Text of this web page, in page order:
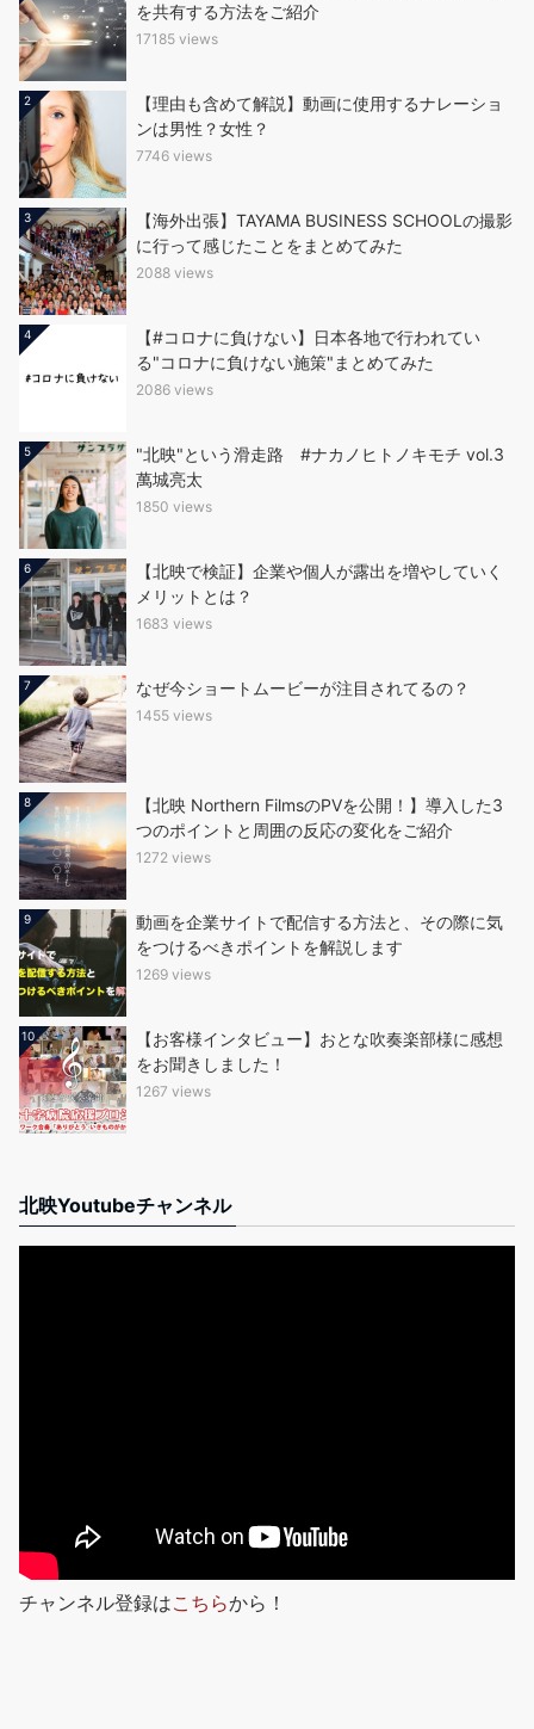
を共有する方法をご紹介
17185 views
2
【理由も含めて解説】動画に使用するナレーショ
ンは男性？女性？
7746 views
3
【海外出張】TAYAMA BUSINESS SCHOOLの撮影
に行って感じたことをまとめてみた
2088 views
4
【#コロナに負けない】日本各地で行われてい
る"コロナに負けない施策"まとめてみた
2086 views
5
"北映"という滑走路 #ナカノヒトノキモチ vol.3
萬城亮太
1850 views
6
【北映で検証】企業や個人が露出を増やしていく
メリットとは？
1683 views
7 なぜ今ショートムービーが注目されてるの？
1455 views
8
【北映 Northern FilmsのPVを公開！】導入した3
つのポイントと周囲の反応の変化をご紹介
1272 views
9
動画を企業サイトで配信する方法と、その際に気
をつけるべきポイントを解説します
1269 views
10
【お客様インタビュー】おとな吹奏楽部様に感想
をお聞きしました！
1267 views
北映Youtubeチャンネル
チャンネル登録はこちらから！